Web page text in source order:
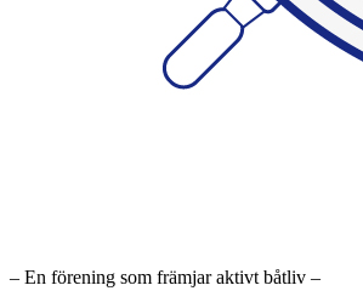
– En förening som främjar aktivt båtliv –